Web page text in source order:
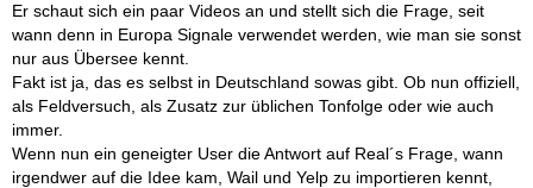
Er schaut sich ein paar Videos an und stellt sich die Frage, seit
wann denn in Europa Signale verwendet werden, wie man sie sonst
nur aus Übersee kennt.
Fakt ist ja, das es selbst in Deutschland sowas gibt. Ob nun offiziell,
als Feldversuch, als Zusatz zur üblichen Tonfolge oder wie auch
immer.
Wenn nun ein geneigter User die Antwort auf Real´s Frage, wann
irgendwer auf die Idee kam, Wail und Yelp zu importieren kennt,